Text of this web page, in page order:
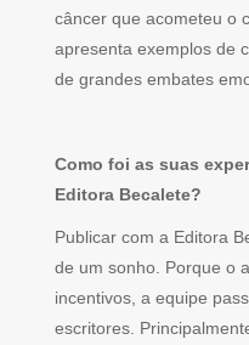
câncer que acometeu o
apresenta exemplos de
de grandes embates
Como foi as suas
Editora Becalete?
Publicar com a Editora
de um sonho. Porque o
incentivos, a equipe
escritores.